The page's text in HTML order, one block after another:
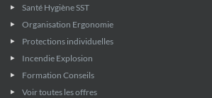
Santé Hygiène SST
Organisation Ergonomie
Protections individuelles
Incendie Explosion
Formation Conseils
Voir toutes les offres